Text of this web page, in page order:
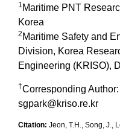
1 Maritime PNT
Korea
2 Maritime Safety and
Division, Korea
Engineering (KRISO),
†Corresponding
sgpark@kriso.re.kr
Citation: Jeon, T.H., Song, J.,